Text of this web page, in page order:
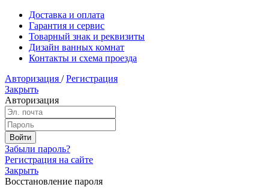
Доставка и оплата
Гарантия и сервис
Товарный знак и реквизиты
Дизайн ванных комнат
Контакты и схема проезда
Авторизация / Регистрация
Закрыть
Авторизация
Забыли пароль?
Регистрация на сайте
Закрыть
Восстановление пароля